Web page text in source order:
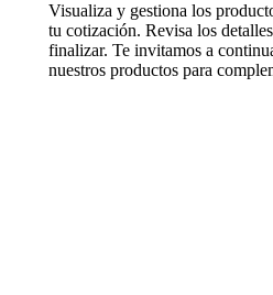
Visualiza y gestiona los
tu cotización. Revisa los
finalizar. Te invitamos a
nuestros productos para